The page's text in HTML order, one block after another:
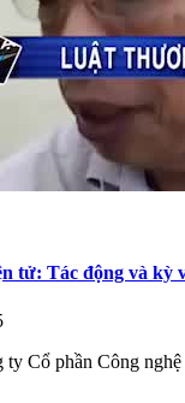
tử: Tác động và kỳ
ty Cổ phần Công